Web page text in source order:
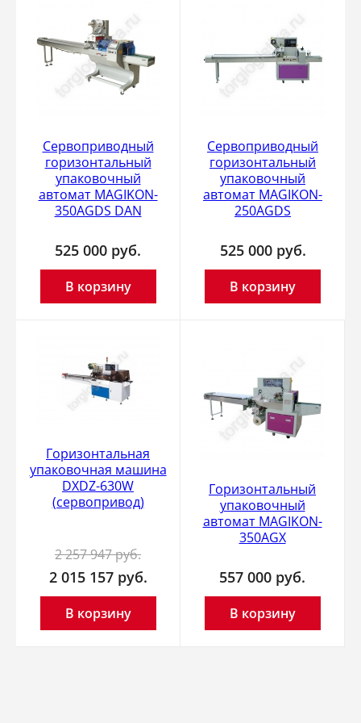
Сервоприводный
горизонтальный
упаковочный
автомат MAGIKON-
350AGDS DAN
525 000 руб.
В корзину
Сервоприводный
горизонтальный
упаковочный
автомат MAGIKON-
250AGDS
525 000 руб.
В корзину
Горизонтальная
упаковочная машина
DXDZ-630W
(сервопривод)
2 257 947руб.
2 015 157 руб.
В корзину
Горизонтальный
упаковочный
автомат MAGIKON-
350AGX
557 000 руб.
В корзину